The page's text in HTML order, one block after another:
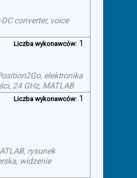
converter, voice
Liczba wykonawców: 1
elektronika
24 GHz, MATLAB
Liczba wykonawców: 1
rysunek
widzenie